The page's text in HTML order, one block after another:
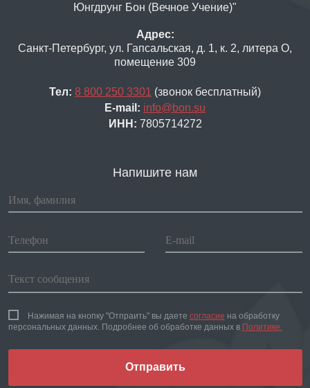
Юнгдрунг Бон (Вечное Учение)"
Адрес:
Санкт-Петербург, ул. Гапсальская, д. 1, к. 2, литера О,
помещение 309
Тел: 8 800 250 3301 (звонок бесплатный)
E-mail: info@bon.su
ИНН: 7805714272
Напишите нам
Нажимая на кнопку "Отпраить" вы даете согласие на обработку
персональных данных. Подробнее об обработке данных в Политике.
Отправить